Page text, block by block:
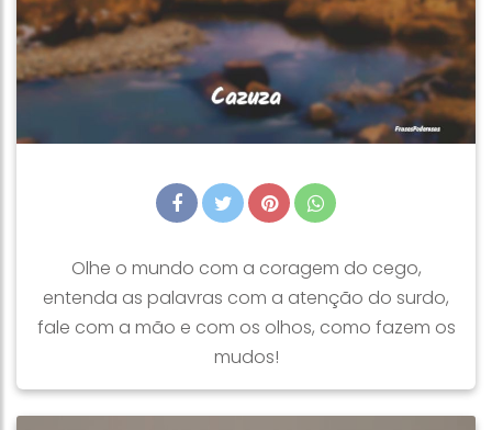
Olhe o mundo com a coragem do cego,
entenda as palavras com a atenção do surdo,
fale com a mão e com os olhos, como fazem os
mudos!